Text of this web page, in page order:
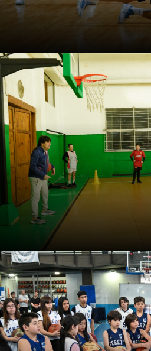
Webinar: El
técnico en el
Cristian Lambrecht propone leer
mirada del preparador físico
mejoran el desempeño de los
individual y colectivo.
Curso: Cómo
básquet: una
práctica
El entrenador Juan Lofrano
para implementar en los
formativo, en todas sus